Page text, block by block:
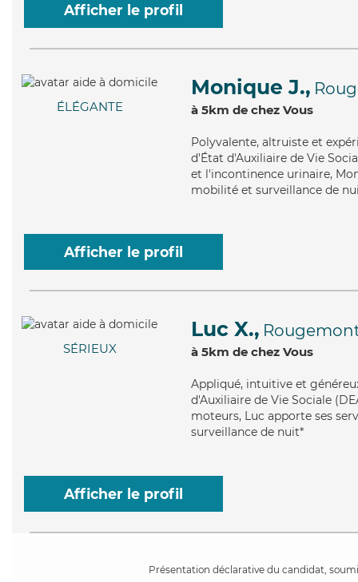
Afficher le profil
ÉLÉGANTE
Monique J.,
à 5km de chez Vous
Polyvalente, altruiste et
d'État d'Auxiliaire de Vie
et l'incontinence urinaire,
mobilité et surveillance de
Afficher le profil
SÉRIEUX
Luc X.,
à 5km de chez Vous
Appliqué, intuitive et
d'Auxiliaire de Vie Sociale
moteurs, Luc apporte ses
surveillance de nuit*
Afficher le profil
Présentation déclarative du candidat,